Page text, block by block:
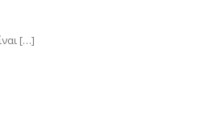
[…]